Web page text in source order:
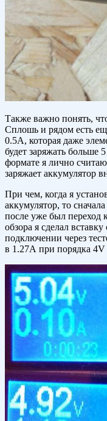
Также важно понять,
Сплошь и рядом есть
0.5А, которая даже
будет заряжать больше
формате я лично
заряжает аккумулятор
При чем, когда я
аккумулятор, то
после уже был переход
обзора я сделал
подключении через
в 1.27А при порядка 4V